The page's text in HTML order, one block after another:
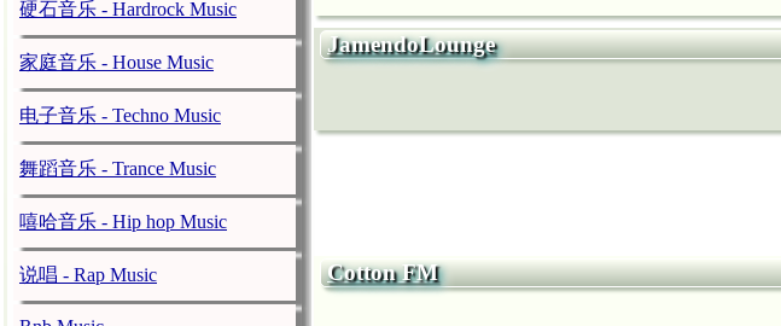
硬石音乐 - Hardrock Music
家庭音乐 - House Music
电子音乐 - Techno Music
舞蹈音乐 - Trance Music
嘻哈音乐 - Hip hop Music
说唱 - Rap Music
JamendoLounge
Cotton FM